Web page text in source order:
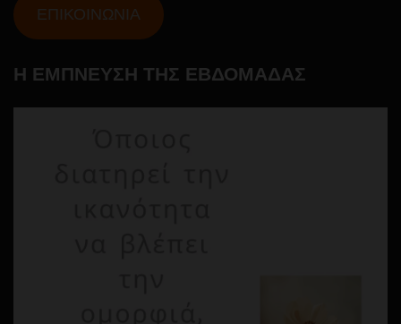
ΕΠΙΚΟΙΝΩΝΙΑ
Η ΕΜΠΝΕΥΣΗ ΤΗΣ ΕΒΔΟΜΑΔΑΣ